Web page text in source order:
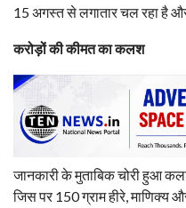
15 अगस्त से लगातार चल रहा है
करोड़ों की कीमत का कलश
जानकारी के मुताबिक चोरी हुआ
जिस पर 150 ग्राम हीरे, माणिक्य